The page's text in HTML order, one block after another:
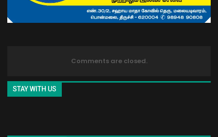
Comments are closed.
STAY WITH US